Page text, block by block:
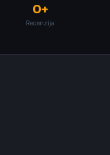
0+
Recenzija